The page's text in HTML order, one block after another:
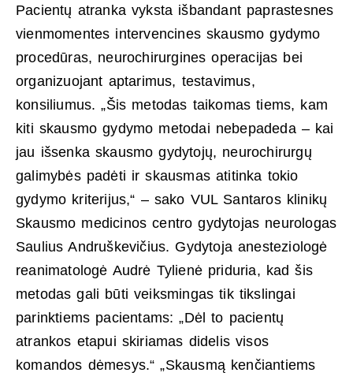
Pacientų atranka vyksta išbandant paprastesnes
vienmomentes intervencines skausmo gydymo
procedūras, neurochirurgines operacijas bei
organizuojant aptarimus, testavimus,
konsiliumus. „Šis metodas taikomas tiems, kam
kiti skausmo gydymo metodai nebepadeda – kai
jau išsenka skausmo gydytojų, neurochirurgų
galimybės padėti ir skausmas atitinka tokio
gydymo kriterijus,“ – sako VUL Santaros klinikų
Skausmo medicinos centro gydytojas neurologas
Saulius Andruškevičius. Gydytoja anesteziologė
reanimatologė Audrė Tylienė priduria, kad šis
metodas gali būti veiksmingas tik tikslingai
parinktiems pacientams: „Dėl to pacientų
atrankos etapui skiriamas didelis visos
komandos dėmesys.“ „Skausmą kenčiantiems